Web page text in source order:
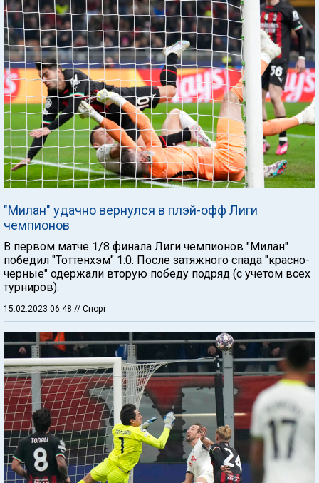
"Милан" удачно вернулся в плэй-офф Лиги
чемпионов
В первом матче 1/8 финала Лиги чемпионов "Милан"
победил "Тоттенхэм" 1:0. После затяжного спада "красно-
черные" одержали вторую победу подряд (с учетом всех
турниров).
15.02.2023 06:48 // Спорт